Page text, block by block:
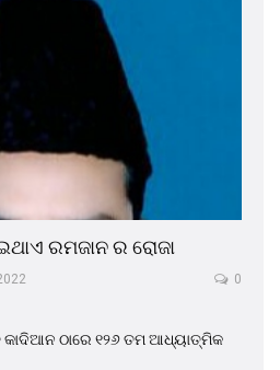
ରମଜାନ ର ରୋଜା
0
ଠାରେ ୧୨୬ ତମ ଆଧ୍ୟାତ୍ମିକ